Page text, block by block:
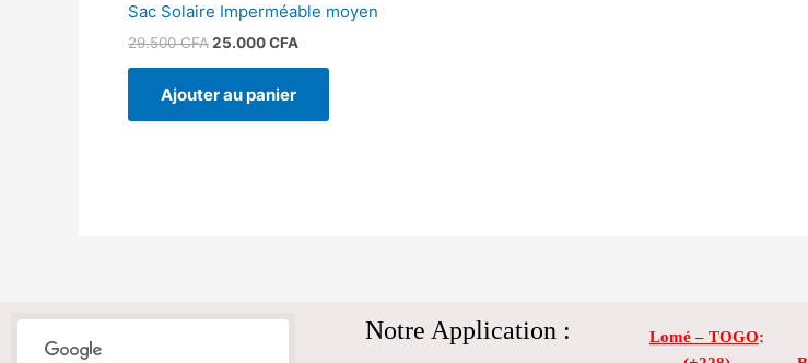
Sac Solaire Imperméable moyen
29.500CFA25.000CFA
Ajouter au panier
Notre Application : Lomé – TOGO: